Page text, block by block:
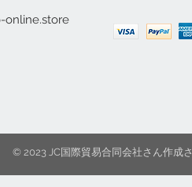
online.store
© 2023 JC国際貿易合同会社さん作成